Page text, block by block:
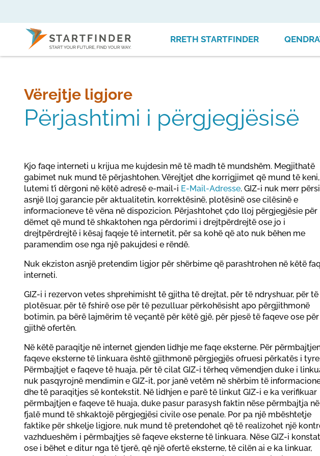
RRETH STARTFINDER
Vërejtje ligjore
Përjashtimi i përgjegjësisë
Kjo faqe interneti u krijua me kujdesin më të madh të mundshëm. Megjithatë
gabimet nuk mund të përjashtohen. Vërejtjet dhe korrigjimet që mund të
lutemi t’i dërgoni në këtë adresë e-mail-i E-Mail-Adresse. GIZ-i nuk merr
asnjë lloj garancie për aktualitetin, korrektësinë, plotësinë ose cilësinë e
informacioneve të vëna në dispozicion. Përjashtohet çdo lloj përgjegjësie për
dëmet që mund të shkaktohen nga përdorimi i drejtpërdrejtë ose jo i
drejtpërdrejtë i kësaj faqeje të internetit, për sa kohë që ato nuk bëhen me
paramendim ose nga një pakujdesi e rëndë.
Nuk ekziston asnjë pretendim ligjor për shërbime që parashtrohen në këtë
interneti.
GIZ-i i rezervon vetes shprehimisht të gjitha të drejtat, për të ndryshuar, për të
plotësuar, për të fshirë ose për të pezulluar përkohësisht apo përgjithmonë
botimin, pa bërë lajmërim të veçantë për këtë gjë, për pjesë të faqeve ose
gjithë ofertën.
Në këtë paraqitje në internet gjenden lidhje me faqe eksterne. Për
faqeve eksterne të linkuara është gjithmonë përgjegjës ofruesi përkatës i
Përmbajtjet e faqeve të huaja, për të cilat GIZ-i tërheq vëmendjen duke i
nuk pasqyrojnë mendimin e GIZ-it, por janë vetëm në shërbim të
dhe të paraqitjes së kontekstit. Në lidhjen e parë të linkut GIZ-i e ka verifikuar
përmbajtjen e faqeve të huaja, duke pasur parasysh faktin nëse përmbajtja në
fjalë mund të shkaktojë përgjegjësi civile ose penale. Por pa një mbështetje
faktike për shkelje ligjore, nuk mund të pretendohet që të realizohet një
vazhdueshëm i përmbajtjes së faqeve eksterne të linkuara. Nëse GIZ-i
ose i bëhet e ditur nga të tjerë, që një ofertë eksterne, të cilën ai e ka linkuar,